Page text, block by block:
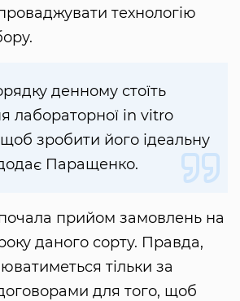
технологію
денному стоїть
лабораторної in vitro
зробити його ідеальну
Паращенко.
прийом замовлень на
даного сорту. Правда,
тільки за
для того, щоб